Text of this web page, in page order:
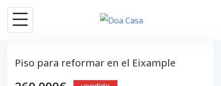
Saltar
contenido
Piso para reformar en el Eixample